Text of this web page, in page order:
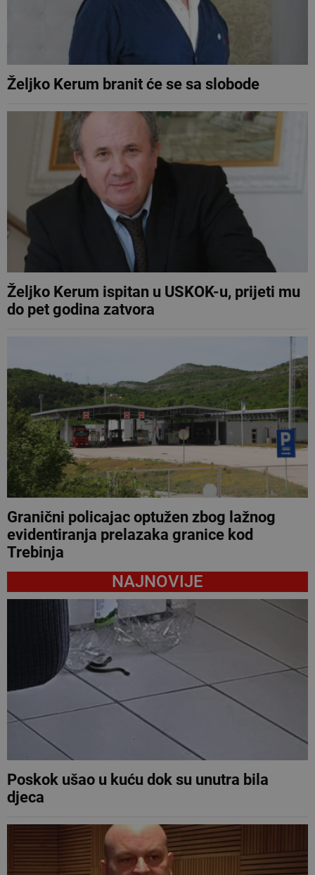
Željko Kerum branit će se sa slobode
Željko Kerum ispitan u USKOK-u, prijeti mu
do pet godina zatvora
Granični policajac optužen zbog lažnog
evidentiranja prelazaka granice kod
Trebinja
NAJNOVIJE
Poskok ušao u kuću dok su unutra bila
djeca